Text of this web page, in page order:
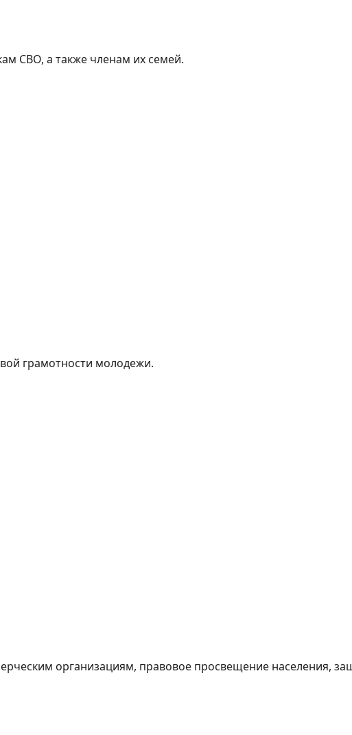
СВО, а также членам их семей.
грамотности молодежи.
организациям, правовое просвещение населения,